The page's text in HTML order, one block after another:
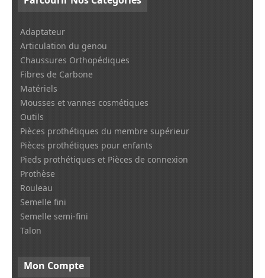
Adaptateur
Articulation du genou
Chaussures Orthopédiques
Fibres de Carbone
Matériels
Mousses et vannes cosmétiques
Outils
Pièces prothétiques du membre supérieur
Pièces prothétiques pour enfants
Pieds prothétiques et Pièces de connexion
Prothèse
Rouleau
Semelle fini
Semelle semi-fini
Talon
Mon Compte